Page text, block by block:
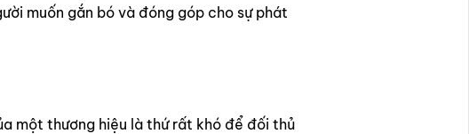
muốn gắn bó và đóng góp cho sự phát
một thương hiệu là thứ rất khó để đối thủ